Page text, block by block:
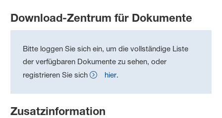
Download-Zentrum für Dokumente
Bitte loggen Sie sich ein, um die vollständige Liste
der verfügbaren Dokumente zu sehen, oder
registrieren Sie sich
hier.
Zusatzinformation